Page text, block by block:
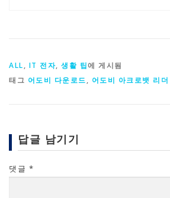
ALL, IT 전자, 생활 팁에 게시됨
태그 어도비 다운로드, 어도비 아크로뱃 리
답글 남기기
댓글 *